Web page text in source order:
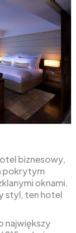
biznesowy,
pokrytym
oknami.
styl, ten hotel
największy